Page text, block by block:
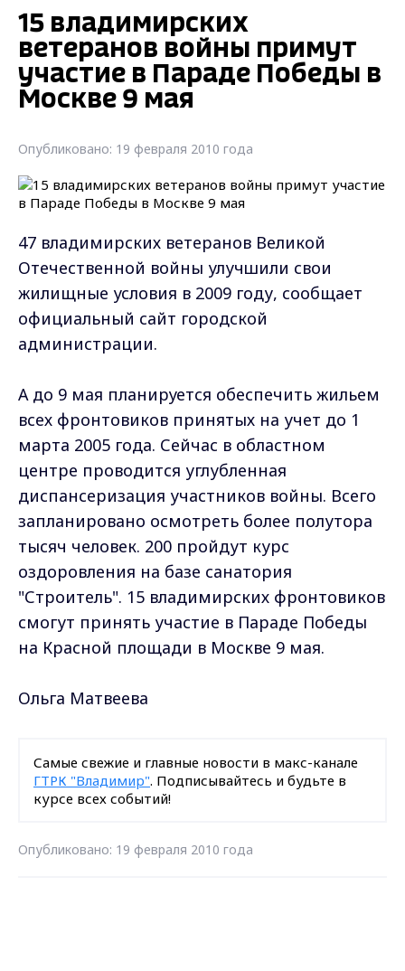
15 владимирских
ветеранов войны примут
участие в Параде Победы в
Москве 9 мая
Опубликовано: 19 февраля 2010 года
47 владимирских ветеранов Великой
Отечественной войны улучшили свои
жилищные условия в 2009 году, сообщает
официальный сайт городской
администрации.
А до 9 мая планируется обеспечить жильем
всех фронтовиков принятых на учет до 1
марта 2005 года. Сейчас в областном
центре проводится углубленная
диспансеризация участников войны. Всего
запланировано осмотреть более полутора
тысяч человек. 200 пройдут курс
оздоровления на базе санатория
"Строитель". 15 владимирских фронтовиков
смогут принять участие в Параде Победы
на Красной площади в Москве 9 мая.
Ольга Матвеева
Самые свежие и главные новости в макс-канале
ГТРК "Владимир". Подписывайтесь и будьте в
курсе всех событий!
Опубликовано: 19 февраля 2010 года